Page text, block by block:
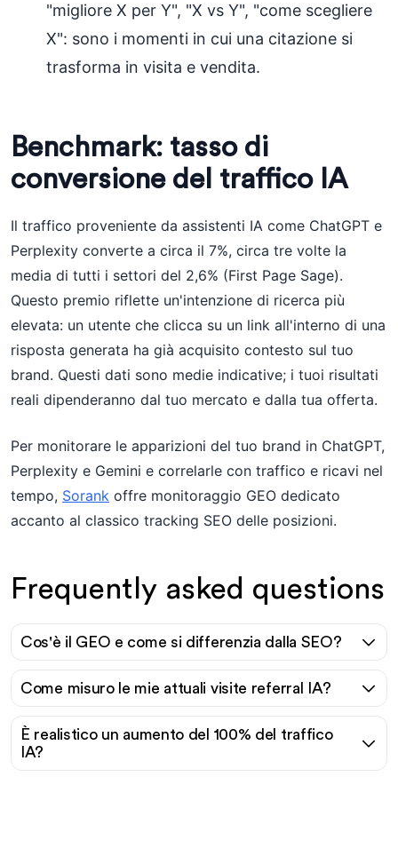
"migliore X per Y", "X vs Y", "come scegliere
X": sono i momenti in cui una citazione si
trasforma in visita e vendita.
Benchmark: tasso di
conversione del traffico IA
Il traffico proveniente da assistenti IA come ChatGPT e
Perplexity converte a circa il 7%, circa tre volte la
media di tutti i settori del 2,6% (First Page Sage).
Questo premio riflette un'intenzione di ricerca più
elevata: un utente che clicca su un link all'interno di una
risposta generata ha già acquisito contesto sul tuo
brand. Questi dati sono medie indicative; i tuoi risultati
reali dipenderanno dal tuo mercato e dalla tua offerta.
Per monitorare le apparizioni del tuo brand in ChatGPT,
Perplexity e Gemini e correlarle con traffico e ricavi nel
tempo, Sorank offre monitoraggio GEO dedicato
accanto al classico tracking SEO delle posizioni.
Frequently asked questions
Cos'è il GEO e come si differenzia dalla SEO?
Come misuro le mie attuali visite referral IA?
È realistico un aumento del 100% del traffico
IA?